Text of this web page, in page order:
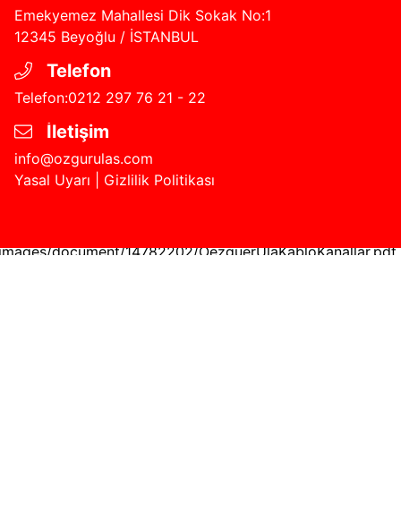
Emekyemez Mahallesi Dik Sokak No:1
12345 Beyoğlu / İSTANBUL
Telefon
Telefon:0212 297 76 21 - 22
İletişim
info@ozgurulas.com
Yasal Uyarı
Gizlilik Politikası
document/14782202/OezguerUlaKabloKanallar.pdf